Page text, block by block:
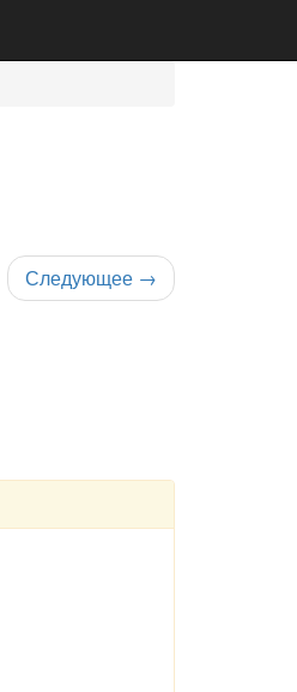
Следующее →